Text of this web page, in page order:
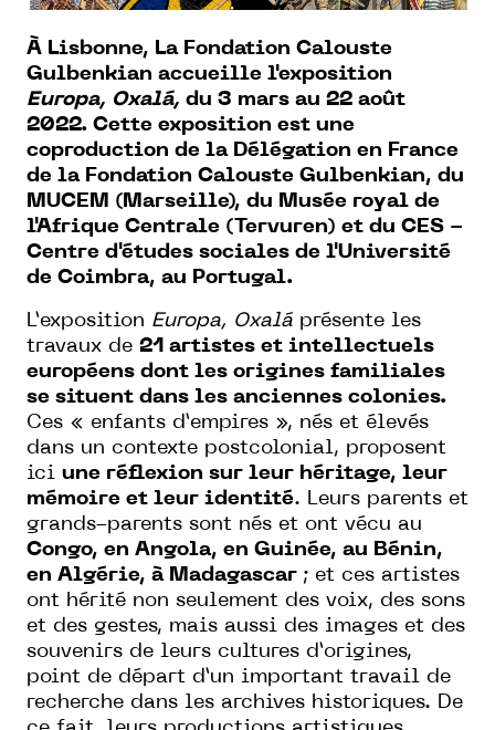
À Lisbonne, La Fondation Calouste
Gulbenkian accueille l'exposition
Europa, Oxalá, du 3 mars au 22 août
2022. Cette exposition est une
coproduction de la Délégation en France
de la Fondation Calouste Gulbenkian, du
MUCEM (Marseille), du Musée royal de
l'Afrique Centrale (Tervuren) et du CES -
Centre d'études sociales de l'Université
de Coimbra, au Portugal.
L’exposition Europa, Oxalá présente les
travaux de 21 artistes et intellectuels
européens dont les origines familiales
se situent dans les anciennes colonies.
Ces « enfants d’empires », nés et élevés
dans un contexte postcolonial, proposent
ici une réflexion sur leur héritage, leur
mémoire et leur identité. Leurs parents et
grands-parents sont nés et ont vécu au
Congo, en Angola, en Guinée, au Bénin,
en Algérie, à Madagascar ; et ces artistes
ont hérité non seulement des voix, des sons
et des gestes, mais aussi des images et des
souvenirs de leurs cultures d’origines,
point de départ d’un important travail de
recherche dans les archives historiques. De